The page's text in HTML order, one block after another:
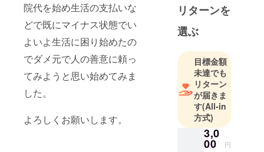
院代を始め生活の支払いな
どで既にマイナス状態でい
よいよ生活に困り始めたの
でダメ元で人の善意に頼っ
てみようと思い始めてみま
した。
よろしくお願いします。
思っている
す
リターンを
選ぶ
目標金額
未達でも
リターン
が届きま
す(All-in
方式)
3,0
00 円